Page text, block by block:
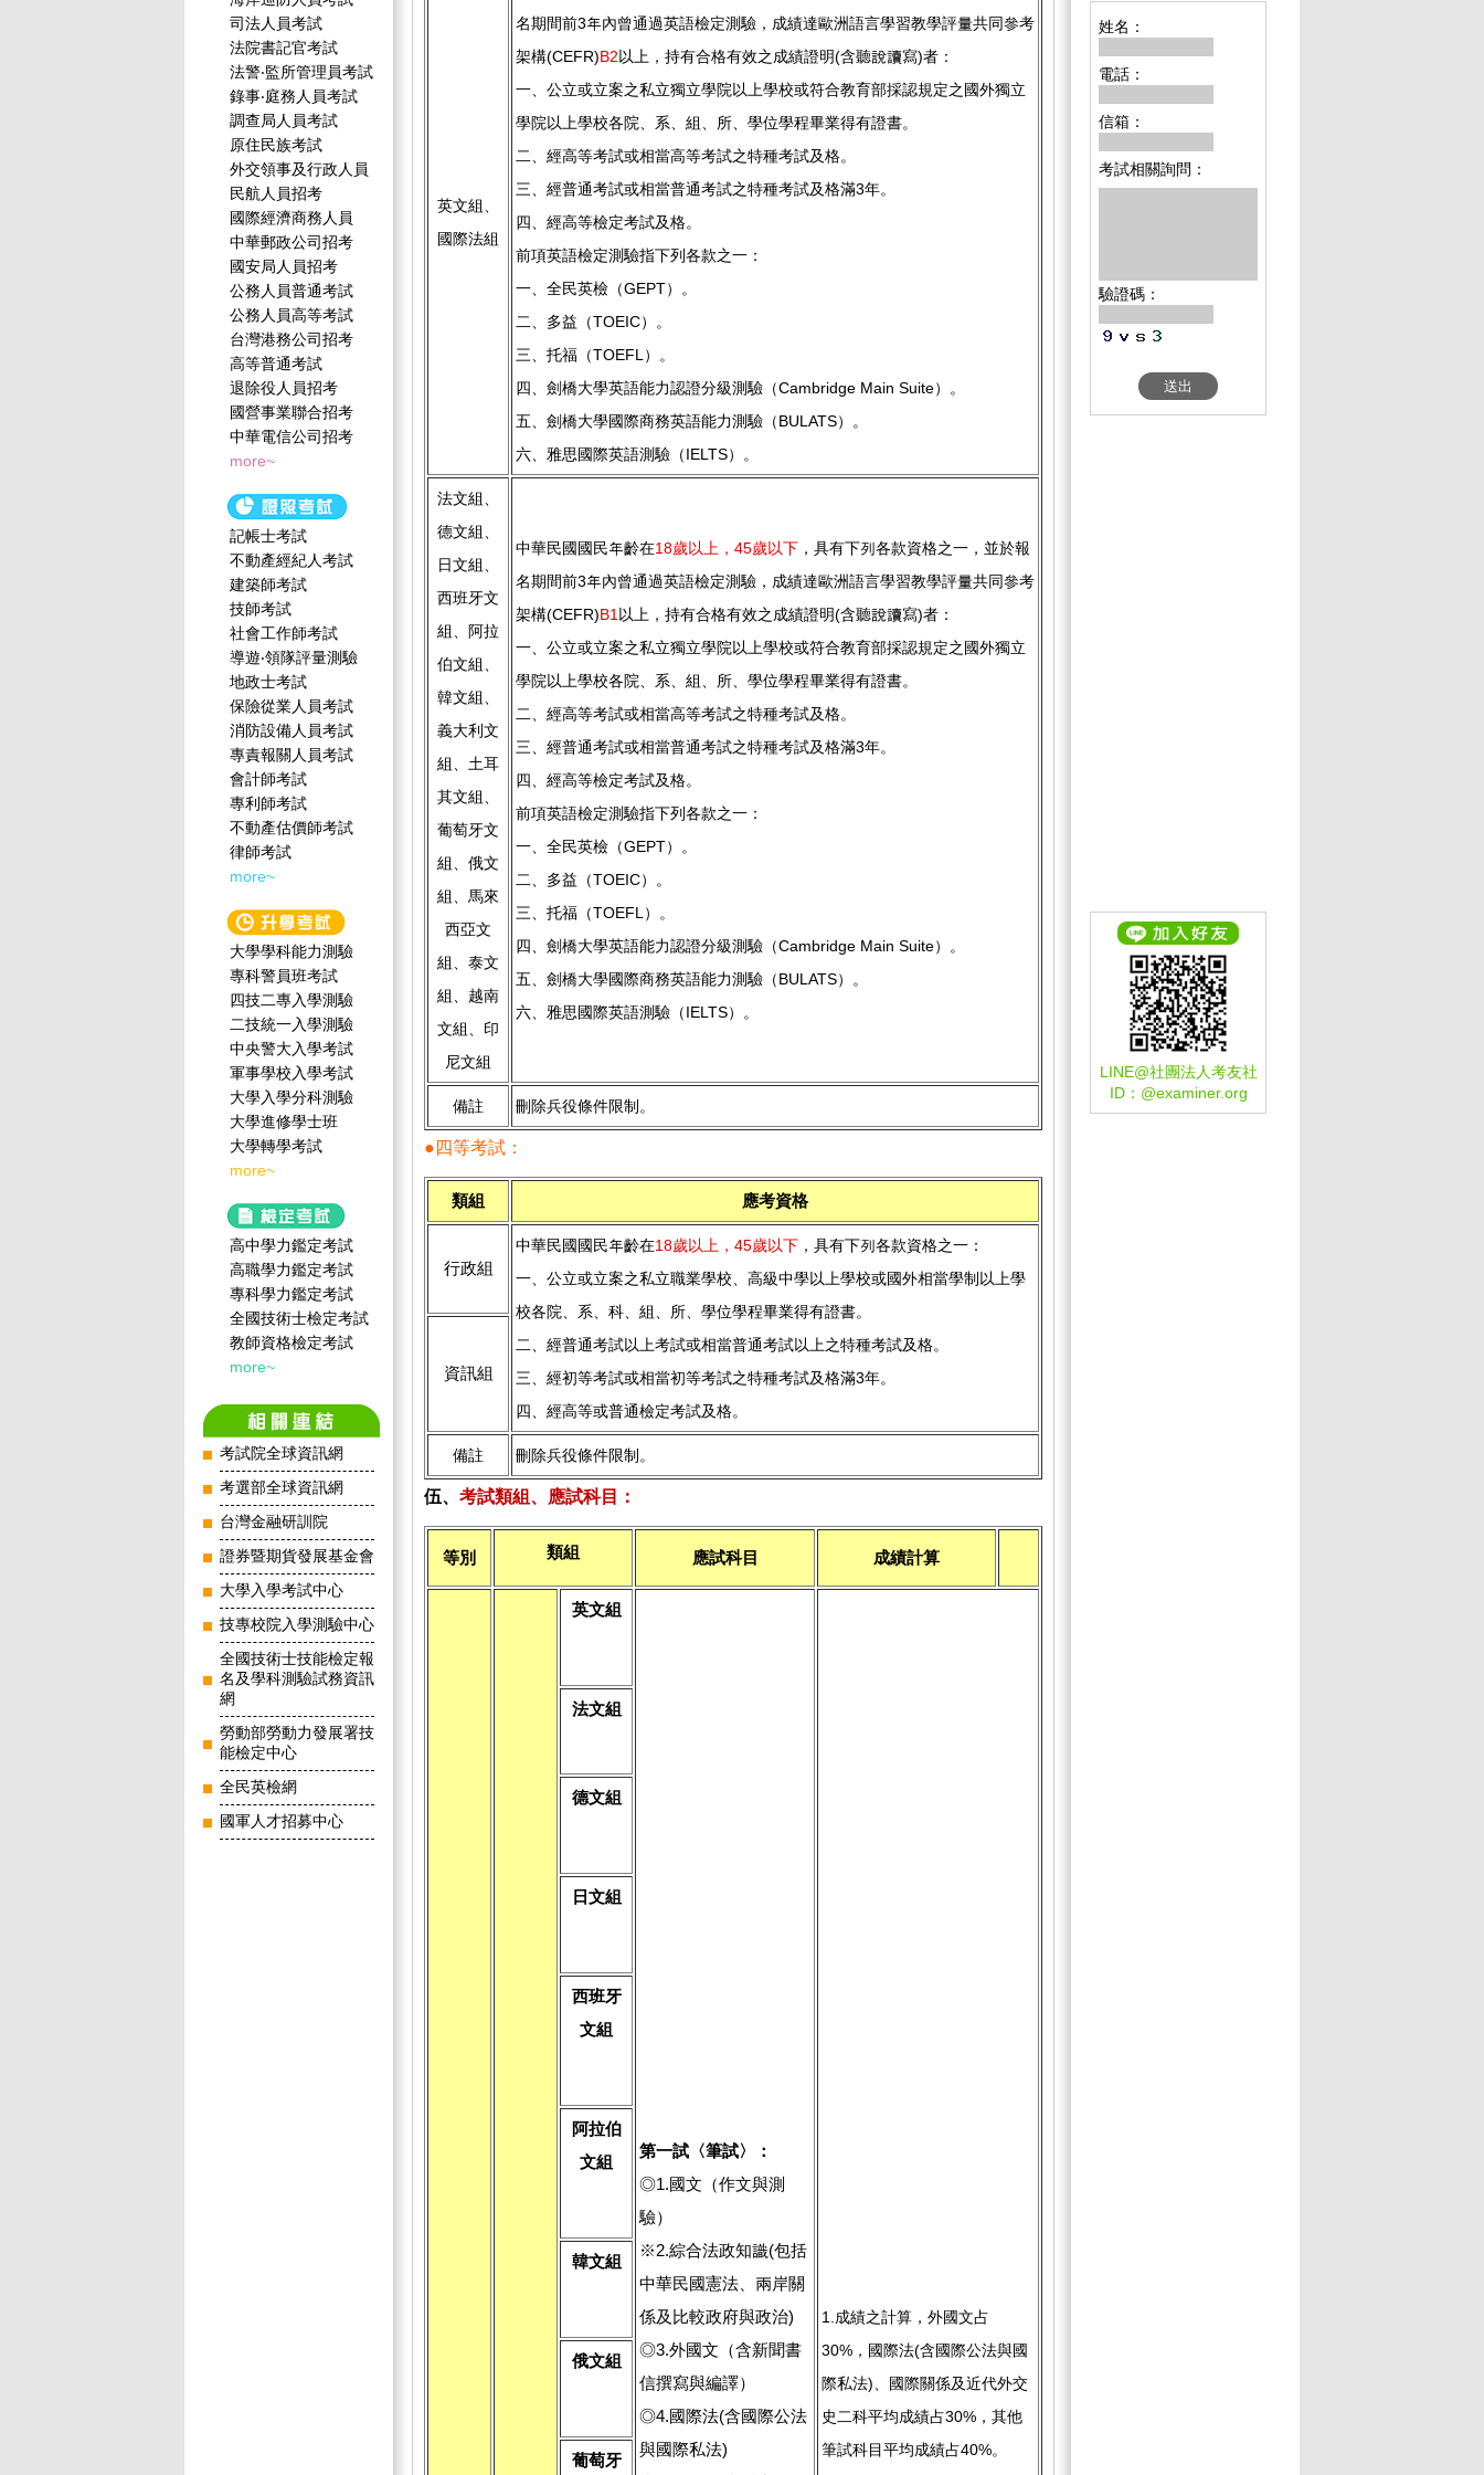
司法人員考試
法院書記官考試
法警‧監所管理員考試
錄事‧庭務人員考試
調查局人員考試
原住民族考試
外交領事及行政人員
民航人員招考
國際經濟商務人員
中華郵政公司招考
國安局人員招考
公務人員普通考試
公務人員高等考試
台灣港務公司招考
高等普通考試
退除役人員招考
國營事業聯合招考
中華電信公司招考
more~
記帳士考試
不動產經紀人考試
建築師考試
技師考試
社會工作師‍考試
導遊‧領隊評量測驗
地政士考試
保險從業人員考試
消防設備人員考試
專責報關人員考試
會計師考試
專利師考試
不動產估價師考試
律師考試
more~
大學學科能力測驗
專科警員班考試
四技二專入學測驗
二技統一入學測驗
中央警大入學考試
軍事學校入學考試
大學入學分科測驗
大學進修學士班
大學轉學考試
more~
高中學力鑑定考試
高職學力鑑定考試
專科學力鑑定考試
全國技術士檢定考試
教師資格檢定考試
more~
考試院全球資訊網
考選部全球資訊網
台灣金融研訓院
證券暨期貨發展基金會
大學入學考試中心
技專校院入學測驗中心
全國技術士技能檢定報
名及學科測驗試務資訊
網
勞動部勞動力發展署技
能檢定中心
全民英檢網
國軍人才招募中心
英文組、
國際法組
名期間前3年內曾通過英語檢定測驗，成績達歐洲語言學習教學評量共同參考
架構(CEFR)B2以上，持有合格有效之成績證明(含聽說讀寫)者：
一、公立或立案之私立獨立學院以上學校或符合教育部採認規定之國外獨立
學院以上學校各院、系、組、所、學位學程畢業得有證書。
二、經高等考試或相當高等考試之特種考試及格。
三、經普通考試或相當普通考試之特種考試及格滿3年。
四、經高等檢定考試及格。
前項英語檢定測驗指下列各款之一：
一、全民英檢（GEPT）。
二、多益（TOEIC）。
三、托福（TOEFL）。
四、劍橋大學英語能力認證分級測驗（Cambridge Main Suite）。
五、劍橋大學國際商務英語能力測驗（BULATS）。
六、雅思國際英語測驗（IELTS）。
法文組、
德文組、
日文組、
西班牙文
組、阿拉
伯文組、
韓文組、
義大利文
組、土耳
其文組、
葡萄牙文
組、俄文
組、馬來
西亞文
組、泰文
組、越南
文組、印
尼文組
中華民國國民年齡在18歲以上，45歲以下 ，具有下列各款資格之一，並於報
名期間前3年內曾通過英語檢定測驗，成績達歐洲語言學習教學評量共同參考
架構(CEFR)B1 以上，持有合格有效之成績證明(含聽說讀寫)者：
一、公立或立案之私立獨立學院以上學校或符合教育部採認規定之國外獨立
學院以上學校各院、系、組、所、學位學程畢業得有證書。
二、經高等考試或相當高等考試之特種考試及格。
三、經普通考試或相當普通考試之特種考試及格滿3年。
四、經高等檢定考試及格。
前項英語檢定測驗指下列各款之一：
一、全民英檢（GEPT）。
二、多益（TOEIC）。
三、托福（TOEFL）。
四、劍橋大學英語能力認證分級測驗（Cambridge Main Suite）。
五、劍橋大學國際商務英語能力測驗（BULATS）。
六、雅思國際英語測驗（IELTS）。
備註 刪除兵役條件限制。
● 四等考試：
類組 應考資格
行政組
中華民國國民年齡在18歲以上，45歲以下 ，具有下列各款資格之一：
一、公立或立案之私立職業學校、高級中學以上學校或國外相當學制以上學
校各院、系、科、組、所、學位學程畢業得有證書。
二、經普通考試以上考試或相當普通考試以上之特種考試及格。
三、經初等考試或相當初等考試之特種考試及格滿3年。
四、經高等或普通檢定考試及格。
資訊組
備註 刪除兵役條件限制。
伍、 考試類組、應試科目：
等別 類組 應試科目 成績計算
英文組
第一試〈筆試〉：
◎1.國文（作文與測
驗）
※2.綜合法政知識(包括
中華民國憲法、兩岸關
係及比較政府與政治)
◎3.外國文（含新聞書
信撰寫與編譯）
◎4.國際法(含國際公法
與國際私法)
1.成績之計算，外國文占
30%，國際法(含國際公法與國
際私法)、國際關係及近代外交
史二科平均成績占30%，其他
筆試科目平均成績占40%。
法文組
德文組
日文組
西班牙
文組
阿拉伯
文組
韓文組
俄文組
葡萄牙
姓名：
電話：
信箱：
考試相關詢問：
驗證碼：
LINE@社團法人考友社
ID： @examiner.org